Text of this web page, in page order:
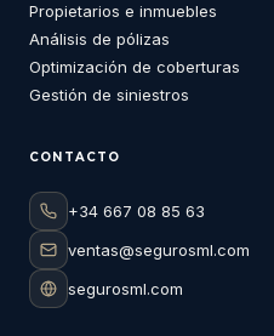
Propietarios e inmuebles
Análisis de pólizas
Optimización de coberturas
Gestión de siniestros
CONTACTO
+34 667 08 85 63
ventas@segurosml.com
segurosml.com